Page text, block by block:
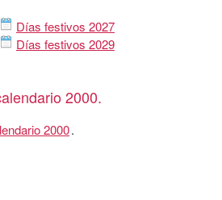
Días festivos 2027
Días festivos 2029
2000.
2000.